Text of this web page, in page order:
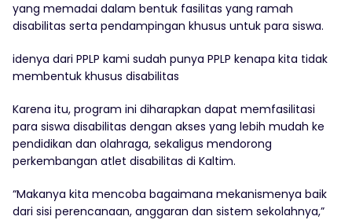
yang memadai dalam bentuk fasilitas yang ramah
disabilitas serta pendampingan khusus untuk para siswa.
idenya dari PPLP kami sudah punya PPLP kenapa kita tidak
membentuk khusus disabilitas
Karena itu, program ini diharapkan dapat memfasilitasi
para siswa disabilitas dengan akses yang lebih mudah ke
pendidikan dan olahraga, sekaligus mendorong
perkembangan atlet disabilitas di Kaltim.
“Makanya kita mencoba bagaimana mekanismenya baik
dari sisi perencanaan, anggaran dan sistem sekolahnya,”